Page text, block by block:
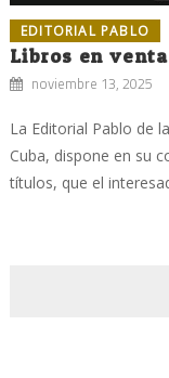
EDITORIAL PABLO
Libros en
noviembre 13, 2025
La Editorial Pablo de
Cuba, dispone en su
títulos, que el